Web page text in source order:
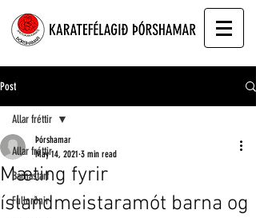
Post
Allar fréttir
Barnastarf
Fullorðnir
Allar fréttir
Mæting fyrir
íslandmeistaramót barna og
Þórshamar
May 14, 2021 3 min read